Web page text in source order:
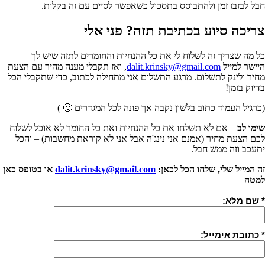
חבל לבזבז זמן ולהתבוסס בתסכול כשאפשר לסיים עם זה בקלות.
צריכה סיוע בכתיבת תזה? פני אלי
כל מה שצריך זה לשלוח לי את כל ההנחיות והחומרים לתזה שיש לך –
היישר למייל dalit.krinsky@gmail.com, ואז תקבלי מענה מהיר עם הצעת
מחיר ולינק לתשלום. מרגע התשלום אני מתחילה לכתוב, כדי שתקבלי הכל
בדיוק בזמן!
(כרגיל העמוד כתוב בלשון נקבה אך פונה לכל המגדרים 🙂 )
שימו לב – אם לא תשלחו את כל ההנחיות ואת כל החומר לא אוכל לשלוח
לכם הצעת מחיר (אמנם אני נינג'ה אבל אני לא קוראת מחשבות) – והכל
יתעכב וזה ממש חבל.
זה המייל שלי, שלחו הכל לכאן: dalit.krinsky@gmail.com או בטופס כאן
למטה
* שם מלא:
* כתובת אימייל: